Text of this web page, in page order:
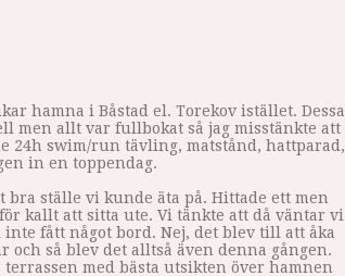
hamna i Båstad el. Torekov istället. Dessa
men allt var fullbokat så jag misstänkte att
24h swim/run tävling, matstånd, hattparad,
in en toppendag.
bra ställe vi kunde äta på. Hittade ett men
kallt att sitta ute. Vi tänkte att då väntar vi
fått något bord. Nej, det blev till att åka
så blev det alltså även denna gången.
med bästa utsikten över hamnen